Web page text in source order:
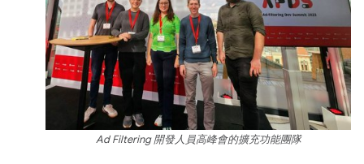
Ad Filtering 開發人員高峰會的擴充功能團隊